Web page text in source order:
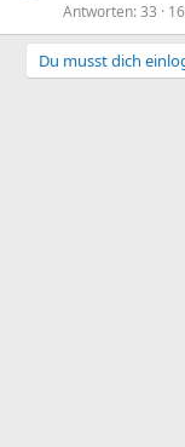
Antworten 33
Du musst dich